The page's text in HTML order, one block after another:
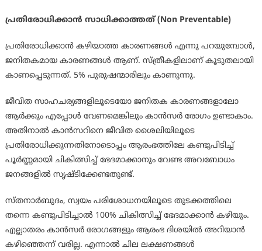
പ്രതിരോധിക്കാന്‍ സാധിക്കാത്തത് (Non Preventable)
പ്രതിരോധിക്കാന്‍ കഴിയാത്ത കാരണങ്ങള്‍ എന്നു പറയുമ്പോള്‍,
ജനിതകമായ കാരണങ്ങള്‍ ആണ്. സ്ത്രീകളിലാണ് കൂടുതലായി
കാണപ്പെടുന്നത്. 5% പുരുഷന്മാരിലും കാണുന്നു.
ജീവിത സാഹചര്യങ്ങളിലൂടെയോ ജനിതക കാരണങ്ങളാലോ
ആര്‍ക്കും എപ്പോള്‍ വേണമെങ്കിലും കാന്‍സര്‍ രോഗം ഉണ്ടാകാം.
അതിനാല്‍ കാന്‍സറിനെ ജീവിത ശൈലിയിലൂടെ
പ്രതിരോധിക്കുന്നതിനോടൊപ്പം ആരംഭത്തിലേ കണ്ടുപിടിച്ച്
പൂര്‍ണ്ണമായി ചികിത്സിച്ച് ഭേദമാക്കാനും വേണ്ട അവബോധം
ജനങ്ങളില്‍ സൃഷ്ടിക്കേണ്ടതുണ്ട്.
സ്തനാര്‍ബുദം, സ്വയം പരിശോധനയിലൂടെ തുടക്കത്തിലെ
തന്നെ കണ്ടുപിടിച്ചാല്‍ 100% ചികിത്സിച്ച് ഭേദമാക്കാന്‍ കഴിയും.
എല്ലാതരം കാന്‍സര്‍ രോഗങ്ങളും ആരംഭ ദിശയില്‍ അറിയാന്‍
കഴിഞ്ഞെന്ന് വരില്ല. എന്നാല്‍ ചില ലക്ഷണങ്ങള്‍